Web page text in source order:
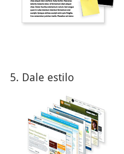
5. Dale estilo